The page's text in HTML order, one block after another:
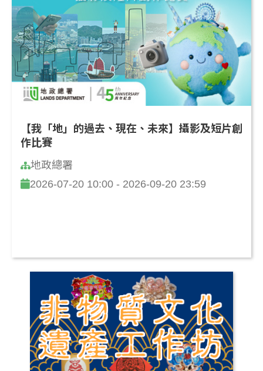
【我「地」的過去、現在、未來】攝影及短片創
作比賽
地政總署
2026-07-20 10:00 - 2026-09-20 23:59